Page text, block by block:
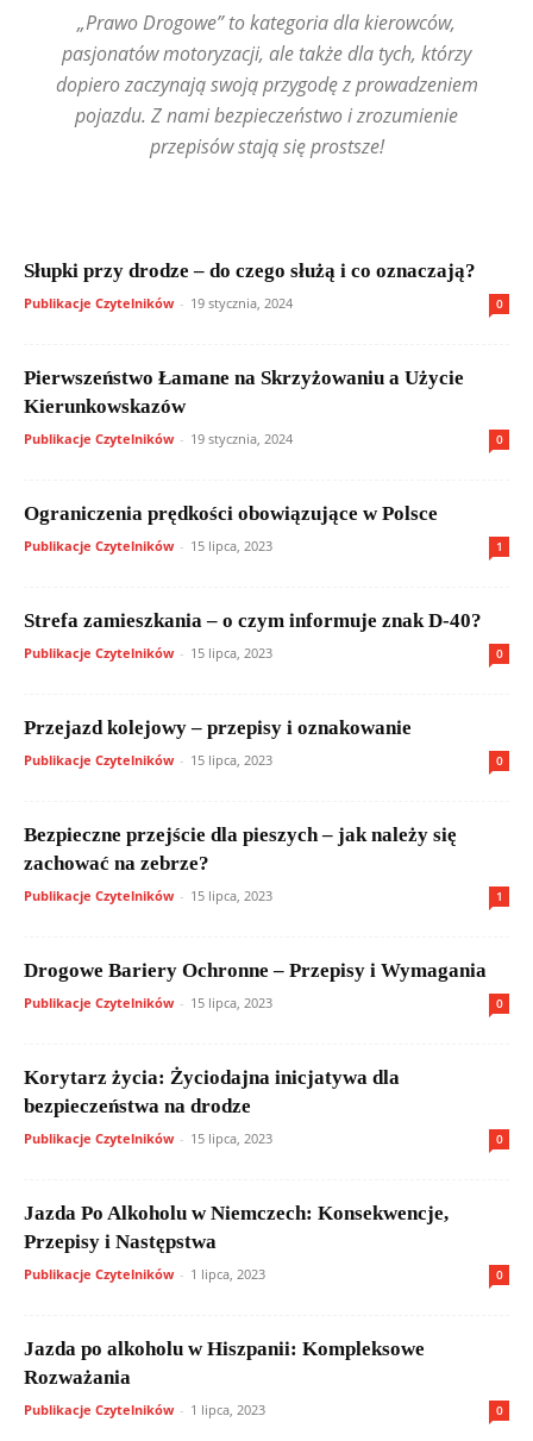
„Prawo Drogowe” to kategoria dla kierowców,
pasjonatów motoryzacji, ale także dla tych, którzy
dopiero zaczynają swoją przygodę z prowadzeniem
pojazdu. Z nami bezpieczeństwo i zrozumienie
przepisów stają się prostsze!
Słupki przy drodze – do czego służą i co oznaczają?
Publikacje Czytelników - 19 stycznia, 2024 0
Pierwszeństwo Łamane na Skrzyżowaniu a Użycie
Kierunkowskazów
Publikacje Czytelników - 19 stycznia, 2024 0
Ograniczenia prędkości obowiązujące w Polsce
Publikacje Czytelników - 15 lipca, 2023 1
Strefa zamieszkania – o czym informuje znak D-40?
Publikacje Czytelników - 15 lipca, 2023 0
Przejazd kolejowy – przepisy i oznakowanie
Publikacje Czytelników - 15 lipca, 2023 0
Bezpieczne przejście dla pieszych – jak należy się
zachować na zebrze?
Publikacje Czytelników - 15 lipca, 2023 1
Drogowe Bariery Ochronne – Przepisy i Wymagania
Publikacje Czytelników - 15 lipca, 2023 0
Korytarz życia: Życiodajna inicjatywa dla
bezpieczeństwa na drodze
Publikacje Czytelników - 15 lipca, 2023 0
Jazda Po Alkoholu w Niemczech: Konsekwencje,
Przepisy i Następstwa
Publikacje Czytelników - 1 lipca, 2023 0
Jazda po alkoholu w Hiszpanii: Kompleksowe
Rozważania
Publikacje Czytelników - 1 lipca, 2023 0